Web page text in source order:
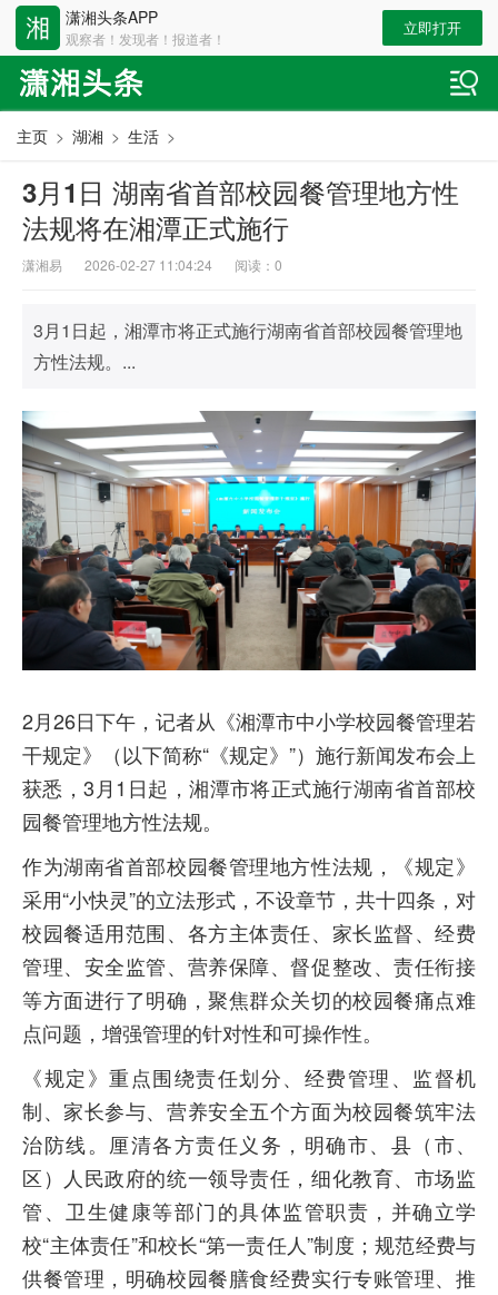
潇湘头条APP
观察者！发现者！报道者！
立即打开
主页 > 湖湘 > 生活 >
3月1日 湖南省首部校园餐管理地方性
法规将在湘潭正式施行
潇湘易 2026-02-27 11:04:24 阅读： 0
3月1日起，湘潭市将正式施行湖南省首部校园餐管理地
方性法规。...
2月26日下午，记者从《湘潭市中小学校园餐管理若
干规定》（以下简称“《规定》”）施行新闻发布会上
获悉，3月1日起，湘潭市将正式施行湖南省首部校
园餐管理地方性法规。
作为湖南省首部校园餐管理地方性法规，《规定》
采用“小快灵”的立法形式，不设章节，共十四条，对
校园餐适用范围、各方主体责任、家长监督、经费
管理、安全监管、营养保障、督促整改、责任衔接
等方面进行了明确，聚焦群众关切的校园餐痛点难
点问题，增强管理的针对性和可操作性。
《规定》重点围绕责任划分、经费管理、监督机
制、家长参与、营养安全五个方面为校园餐筑牢法
治防线。厘清各方责任义务，明确市、县（市、
区）人民政府的统一领导责任，细化教育、市场监
管、卫生健康等部门的具体监管职责，并确立学
校“主体责任”和校长“第一责任人”制度；规范经费与
供餐管理，明确校园餐膳食经费实行专账管理、推